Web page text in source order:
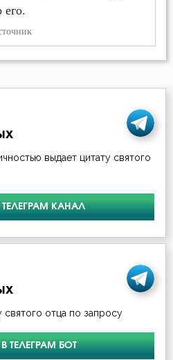
его.
выдает цитату святого
ТЕЛЕГРАМ КАНАЛ
святого отца по запросу
ТЕЛЕГРАМ БОТ